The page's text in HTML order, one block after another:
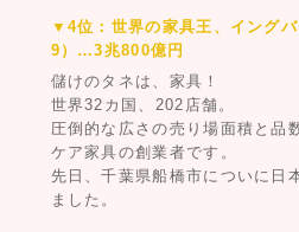
▼4位：世界の家具王、イング
9）…3兆800億円
儲けのタネは、家具！
世界32カ国、202店舗。
圧倒的な広さの売り場面積と品
ケア家具の創業者です。
先日、千葉県船橋市についに日
ました。